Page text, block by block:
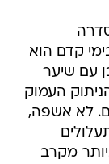
קדם הוא
עם שיער
העמוק
לא אשפה,
מקרב